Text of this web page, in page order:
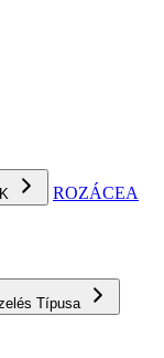
ROZÁCEA
Típusa